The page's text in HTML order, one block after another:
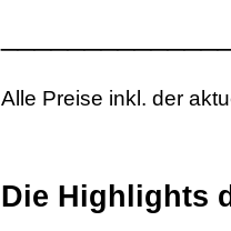
Alle Preise inkl. der
Die Highlights